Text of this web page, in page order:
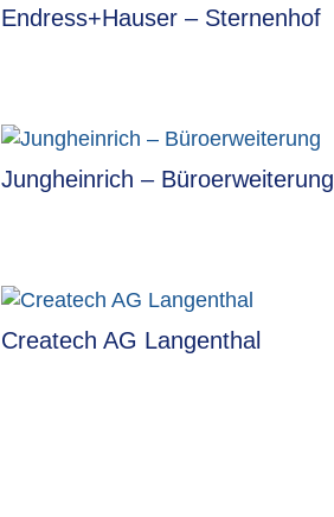
Endress+Hauser – Sternenhof
Jungheinrich – Büroerweiterung
Createch AG Langenthal